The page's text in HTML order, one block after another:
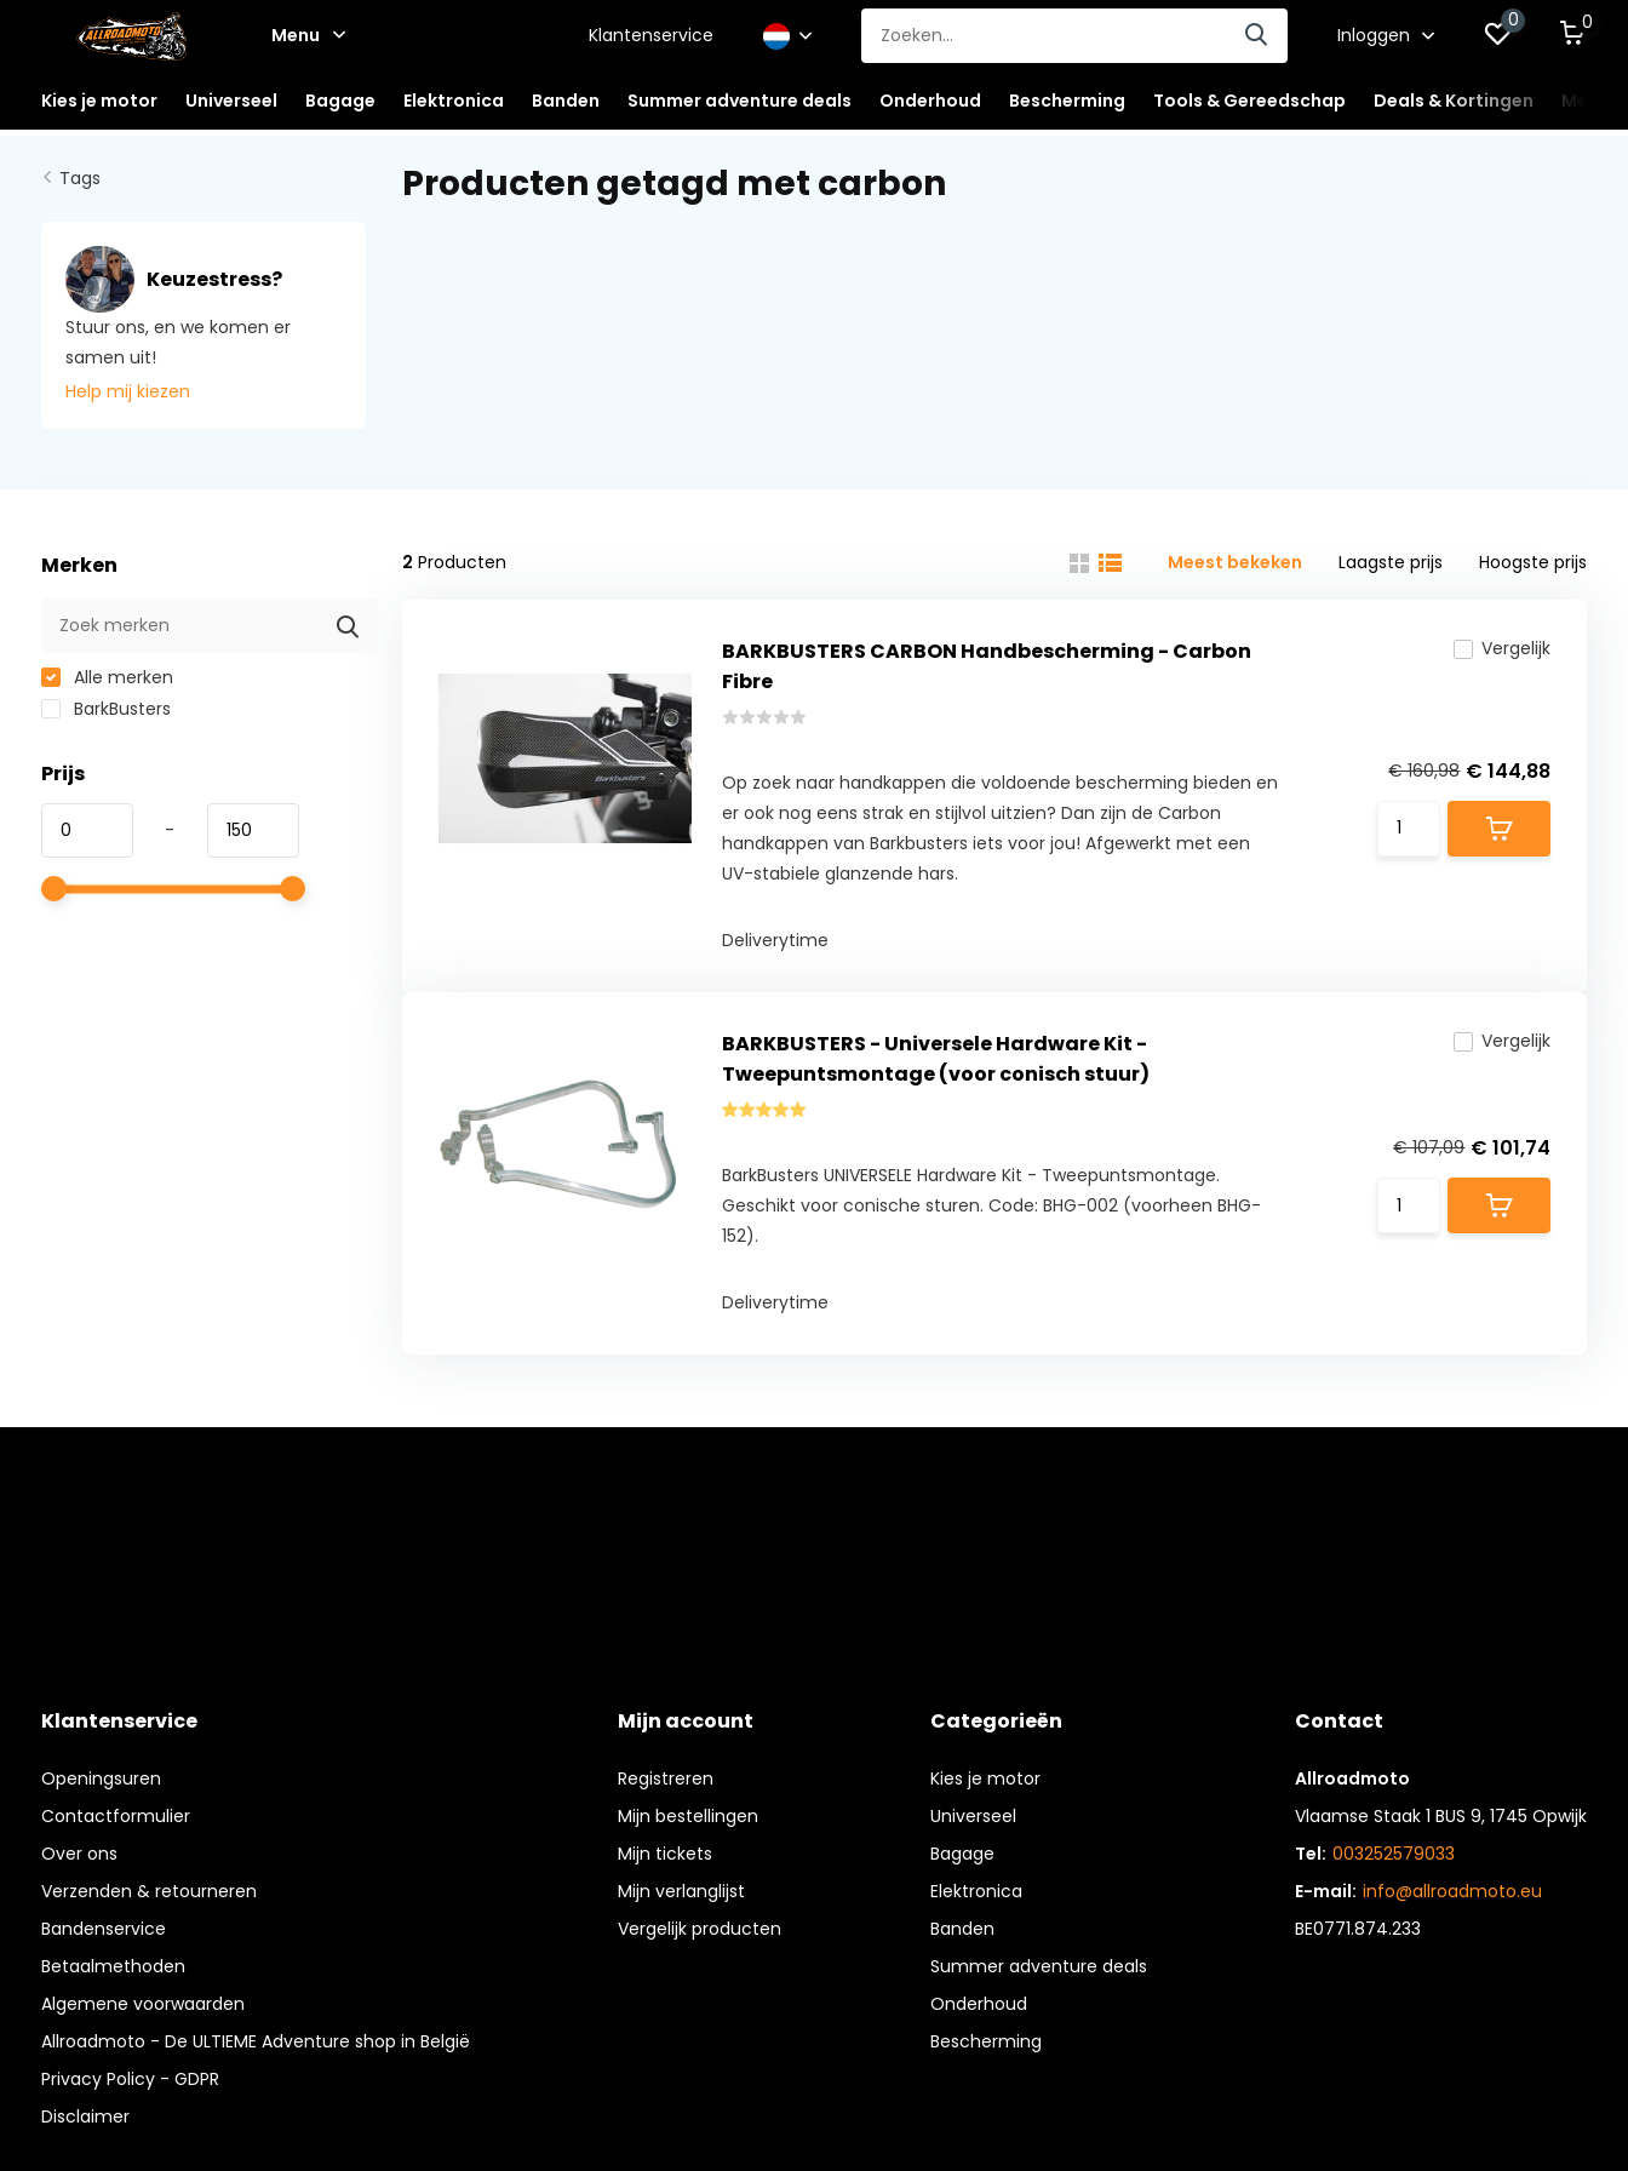
Menu Klantenservice Inloggen
0 0
Kies je motor Universeel Bagage Elektronica Banden Summer adventure deals Onderhoud Bescherming Tools & Gereedschap Deals & Kortingen
Tags
Keuzestress?
Stuur ons, en we komen er
samen uit!
Help mij kiezen
Producten getagd met carbon
Merken
Alle merken
BarkBusters
Prijs
-
2 Producten Meest bekeken Laagste prijs Hoogste prijs
BARKBUSTERS CARBON Handbescherming - Carbon
Fibre
Op zoek naar handkappen die voldoende bescherming bieden en
er ook nog eens strak en stijlvol uitzien? Dan zijn de Carbon
handkappen van Barkbusters iets voor jou! Afgewerkt met een
UV-stabiele glanzende hars.
Deliverytime
Vergelijk
€ 160,98 € 144,88
BARKBUSTERS - Universele Hardware Kit -
Tweepuntsmontage (voor conisch stuur)
BarkBusters UNIVERSELE Hardware Kit - Tweepuntsmontage.
Geschikt voor conische sturen. Code: BHG-002 (voorheen BHG-
152).
Deliverytime
Vergelijk
€ 107,09 € 101,74
Klantenservice
Openingsuren
Contactformulier
Over ons
Verzenden & retourneren
Bandenservice
Betaalmethoden
Algemene voorwaarden
Allroadmoto - De ULTIEME Adventure shop in België
Privacy Policy - GDPR
Disclaimer
Mijn account
Registreren
Mijn bestellingen
Mijn tickets
Mijn verlanglijst
Vergelijk producten
Categorieën
Kies je motor
Universeel
Bagage
Elektronica
Banden
Summer adventure deals
Onderhoud
Bescherming
Contact
Allroadmoto
Vlaamse Staak 1 BUS 9, 1745 Opwijk
Tel: 003252579033
E-mail: info@allroadmoto.eu
BE0771.874.233